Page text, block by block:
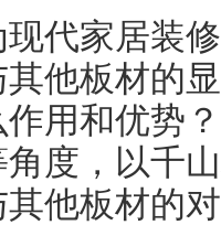
代家居装
他板材的
用和优势
度，以千
他板材的